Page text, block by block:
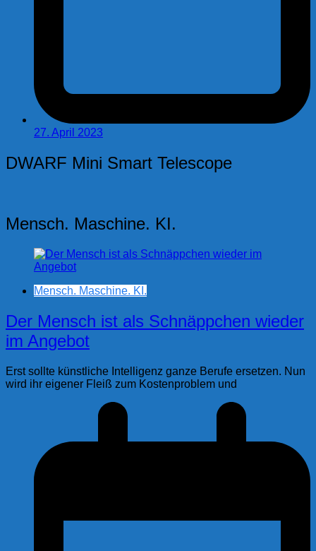
27. April 2023
DWARF Mini Smart Telescope
Mensch. Maschine. KI.
Mensch. Maschine. KI.
Der Mensch ist als Schnäppchen wieder
im Angebot
Erst sollte künstliche Intelligenz ganze Berufe ersetzen. Nun
wird ihr eigener Fleiß zum Kostenproblem und